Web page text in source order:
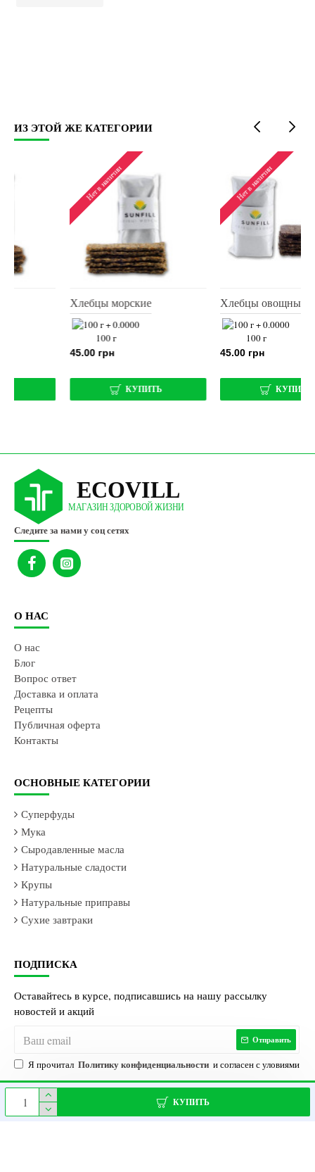
КУПИТЬ
ИЗ ЭТОЙ ЖЕ КАТЕГОРИИ
Хлебцы овощные Хлебцы со свеклой
Следите за нами у соц сетях
О НАС
О нас
Блог
Вопрос ответ
Доставка и оплата
Рецепты
Публичная оферта
Контакты
ОСНОВНЫЕ КАТЕГОРИИ
Суперфуды
Мука
Сыродавленные масла
Натуральные сладости
Крупы
Натуральные приправы
Сухие завтраки
ПОДПИСКА
Оставайтесь в курсе, подписавшись на нашу рассылку
новостей и акций
Отправить
Я прочитал Политику конфиденциальности и согласен с уловиями
© 2021 - 2026 |
Магазин Здорового
Питания
EcoVill | Все права
защищены |
Agency